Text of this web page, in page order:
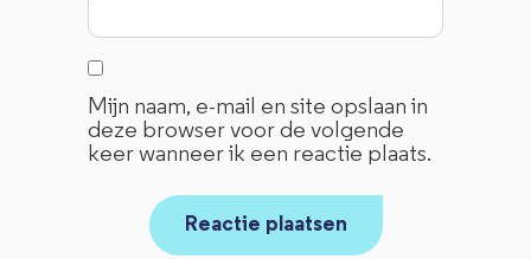
Mijn naam, e-mail en site opslaan in
deze browser voor de volgende
keer wanneer ik een reactie plaats.